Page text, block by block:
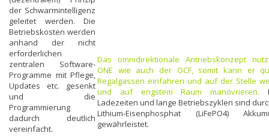
der Schwarmintelligenz
geleitet werden. Die
Betriebskosten werden
anhand der nicht
erforderlichen
zentralen Software-
Programme mit Pflege,
Updates etc. gesenkt
und die
Programmierung
dadurch deutlich
vereinfacht.
Das omnidirektionale Antriebskonzept
ONE wie auch der OCF, somit kann er
Regalgassen einfahren und auf der Stelle
und auf engstem Raum manövrieren.
Ladezeiten und lange Betriebszyklen sind
Lithium-Eisenphosphat (LiFePO4)
gewährleistet.